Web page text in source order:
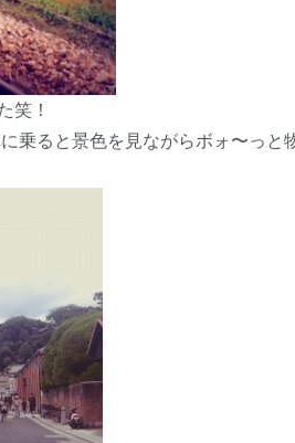
笑！
乗ると景色を見ながらボォ〜っと